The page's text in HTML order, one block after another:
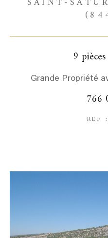
9
Grande Propriété
766
REF